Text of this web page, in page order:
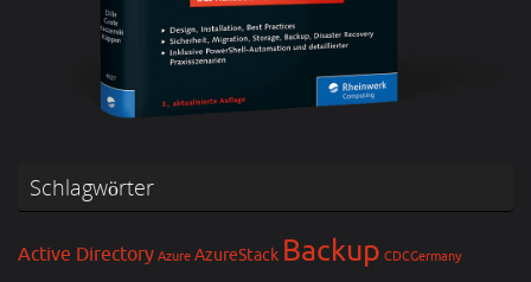
Schlagwörter
Active Directory Azure AzureStack Backup CDCGermany